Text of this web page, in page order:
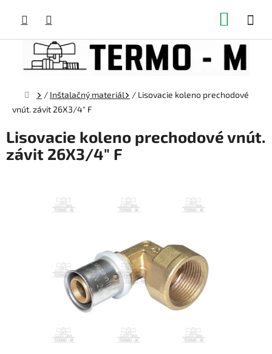
obsah
Domov
/ Inštalačný materiál / Lisovacie koleno prechodové
vnút. závit 26X3/4" F
Lisovacie koleno prechodové vnút.
závit 26X3/4" F